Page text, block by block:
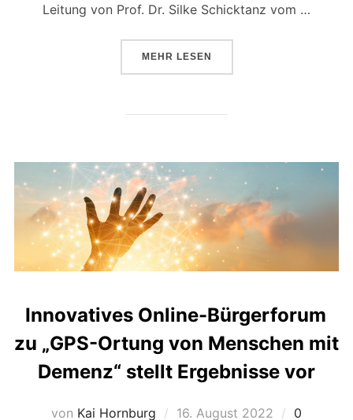
Leitung von Prof. Dr. Silke Schicktanz vom …
MEHR ÜBER „DAS
LESEN
Innovatives Online-Bürgerforum
zu „GPS-Ortung von Menschen mit
Demenz“ stellt Ergebnisse vor
von Kai Hornburg Veröffentlicht
16. August 2022 0